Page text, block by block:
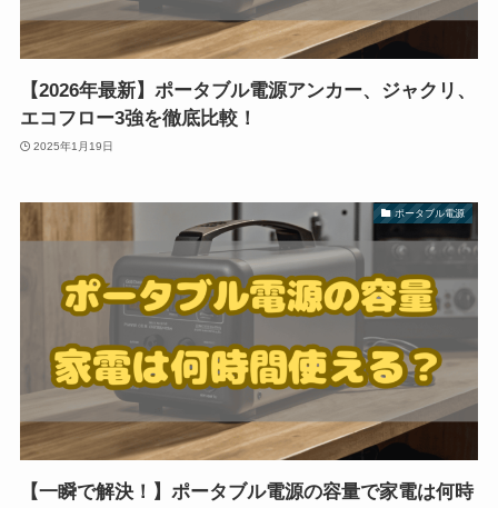
【2026年最新】ポータブル電源アンカー、ジャクリ、
エコフロー3強を徹底比較！
2025年1月19日
ポータブル電源
【一瞬で解決！】ポータブル電源の容量で家電は何時